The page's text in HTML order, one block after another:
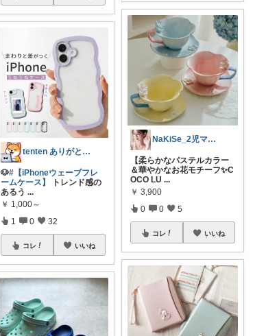
tenten ありがとうございます。わん
🐶#【iPhoneウェーブフレ
ームケース】
トレンド感の
あるう ...
￥ 1,000～
1 0 32
コレ いいね
NaKiSe_2児ママ🌸訪問感謝です
【柔らかなパステルカラー
＆華やかなお花モチーフ✨C
OCO LU ...
￥ 3,900
0 0 5
コレ いいね